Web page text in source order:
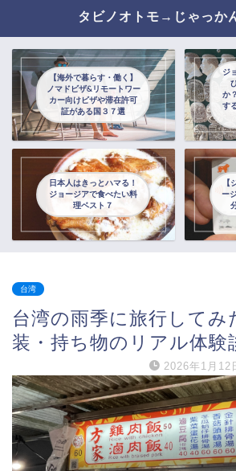
タビノオトモ→じゃっか
【海外で暮らす・働く】
ノマドビザ&リモートワー
カー向けビザや滞在許可
証がある国３７選
ジ
か
す
日本人はきっとハマる！
ジョージアで食べたい料
理ベスト７
ー
台湾
台湾の雨季に旅行してみ
装・持ち物のリアル体験
2026年1月12